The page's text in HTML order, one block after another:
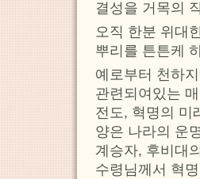
결성을 거목의
오직 한분 위대
뿌리를 튼튼케
예로부터 천하
관련되여있는
전도, 혁명의 미
양은 나라의 운
계승자, 후비대
수령님께서 혁